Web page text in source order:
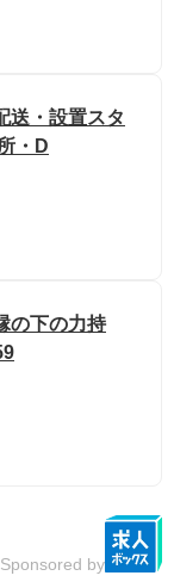
送・設置スタ
・D
の下の力持
Sponsored by